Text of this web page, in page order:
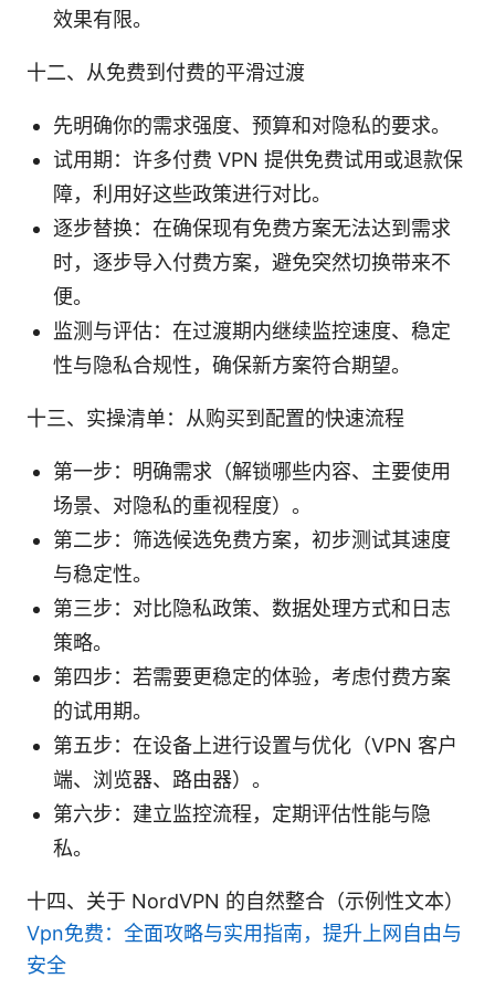
效果有限。
十二、从免费到付费的平滑过渡
先明确你的需求强度、预算和对隐私的要求。
试用期：许多付费 VPN 提供免费试用或退款保
障，利用好这些政策进行对比。
逐步替换：在确保现有免费方案无法达到需求
时，逐步导入付费方案，避免突然切换带来不
便。
监测与评估：在过渡期内继续监控速度、稳定
性与隐私合规性，确保新方案符合期望。
十三、实操清单：从购买到配置的快速流程
第一步：明确需求（解锁哪些内容、主要使用
场景、对隐私的重视程度）。
第二步：筛选候选免费方案，初步测试其速度
与稳定性。
第三步：对比隐私政策、数据处理方式和日志
策略。
第四步：若需要更稳定的体验，考虑付费方案
的试用期。
第五步：在设备上进行设置与优化（VPN 客户
端、浏览器、路由器）。
第六步：建立监控流程，定期评估性能与隐
私。
十四、关于 NordVPN 的自然整合（示例性文本）
Vpn免费：全面攻略与实用指南，提升上网自由与
安全